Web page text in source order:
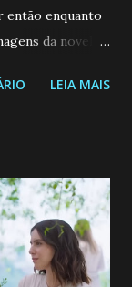
então enquanto
da novela?
(Camila
que realmente
suas energias a
orgulhando de
na
LEIA MAIS